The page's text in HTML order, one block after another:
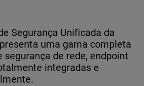
Segurança Unificada da
uma gama completa
segurança de rede, endpoint
integradas e